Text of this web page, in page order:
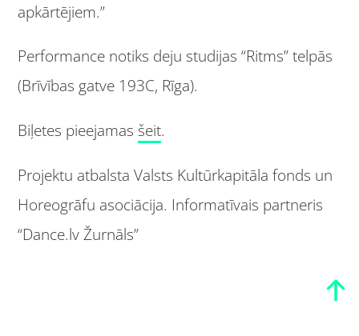
apkārtējiem.”
Performance notiks deju studijas “Ritms” telpās
(Brīvības gatve 193C, Rīga).
Biļetes pieejamas šeit.
Projektu atbalsta Valsts Kultūrkapitāla fonds un
Horeogrāfu asociācija. Informatīvais partneris
“Dance.lv Žurnāls”